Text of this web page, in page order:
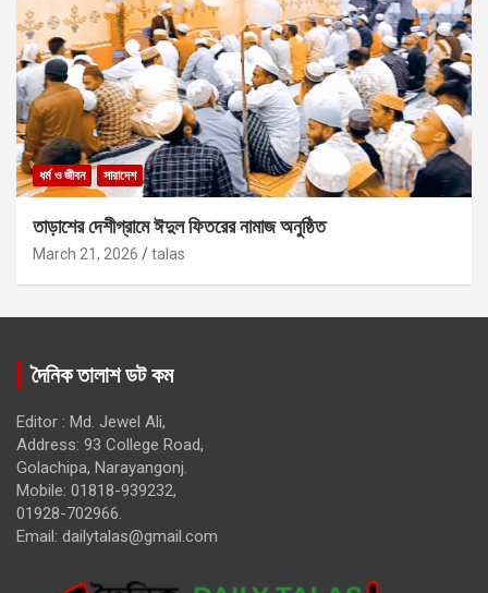
ধর্ম ও জীবন সারাদেশ
তাড়াশের দেশীগ্রামে ঈদুল ফিতরের নামাজ অনুষ্ঠিত
March 21, 2026 talas
দৈনিক তালাশ ডট কম
Editor : Md. Jewel Ali,
Address: 93 College Road,
Golachipa, Narayangonj.
Mobile: 01818-939232,
01928-702966.
Email: dailytalas@gmail.com